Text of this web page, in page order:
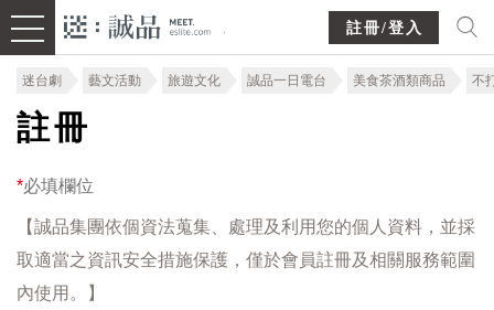
註冊/登入
迷台劇 藝文活動 旅遊文化 誠品一日電台 美食茶酒類商品 不
註冊
*必填欄位
【誠品集團依個資法蒐集、處理及利用您的個人資料，並採
取適當之資訊安全措施保護，僅於會員註冊及相關服務範圍
內使用。】